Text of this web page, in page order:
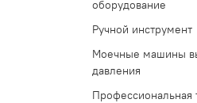
оборудование
Ручной инструмент
Моечные машины
давления
Профессиональная